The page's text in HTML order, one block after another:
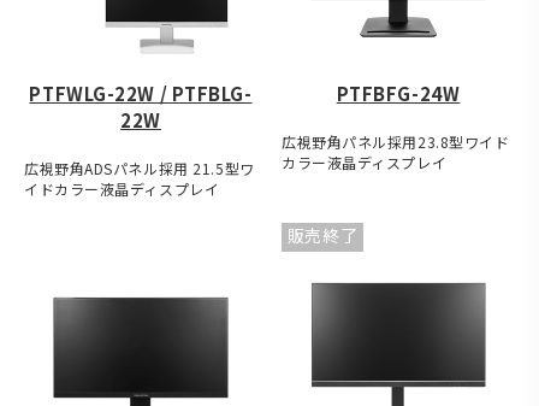
PTFWLG-22W / PTFBLG-
22W
広視野角ADSパネル採用 21.5型ワ
イドカラー液晶ディスプレイ
PTFBFG-24W
広視野角パネル採用23.8型ワイド
カラー液晶ディスプレイ
販売終了